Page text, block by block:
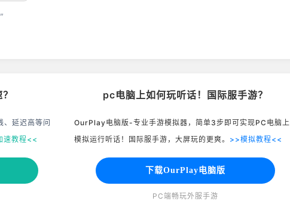
延迟高等问
速教程<<
pc电脑上如何玩听话！国际服手游？
OurPlay电脑版-专业手游模拟器，简单3步即可实现PC电脑上
模拟运行听话！国际服手游，大屏玩的更爽。 >>模拟教程<<
下载OurPlay电脑版
PC端畅玩外服手游